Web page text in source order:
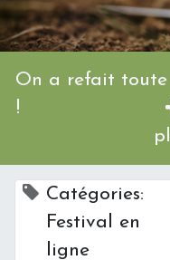
On a refait toute
!
Catégories:
Festival en
ligne